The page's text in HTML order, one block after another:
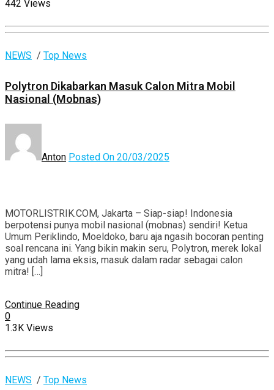
442 Views
NEWS / Top News
Polytron Dikabarkan Masuk Calon Mitra Mobil
Nasional (Mobnas)
Anton Posted On 20/03/2025
MOTORLISTRIK.COM, Jakarta – Siap-siap! Indonesia
berpotensi punya mobil nasional (mobnas) sendiri! Ketua
Umum Periklindo, Moeldoko, baru aja ngasih bocoran penting
soal rencana ini. Yang bikin makin seru, Polytron, merek lokal
yang udah lama eksis, masuk dalam radar sebagai calon
mitra! […]
Continue Reading
0
1.3K Views
NEWS / Top News